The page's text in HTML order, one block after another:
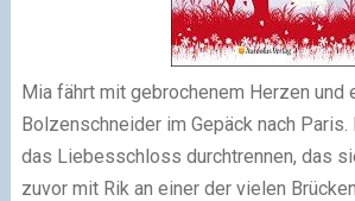
Mia fährt mit gebrochenem Herzen und
Bolzenschneider im Gepäck nach
das Liebesschloss durchtrennen, das
zuvor mit Rik an einer der vielen